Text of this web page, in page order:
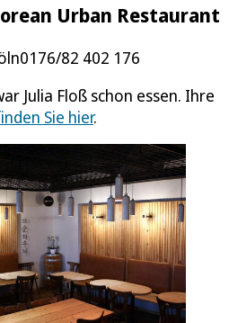
Urban Restaurant
82 402 176
Julia Floß schon essen. Ihre
Sie hier.